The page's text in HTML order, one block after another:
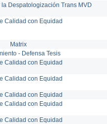
Despatologización Trans MVD
Calidad con Equidad
Matrix
- Defensa Tesis
Calidad con Equidad
Calidad con Equidad
Calidad con Equidad
Calidad con Equidad
Calidad con Equidad